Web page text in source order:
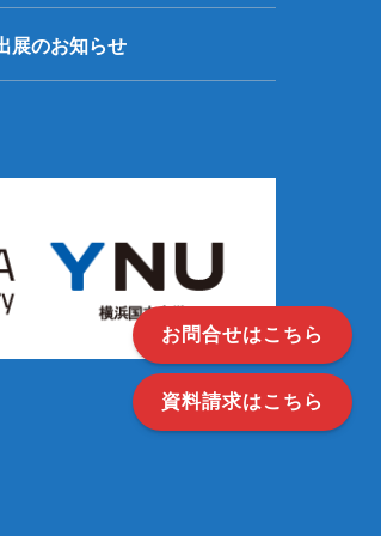
お問合せはこちら
資料請求はこちら
展のお知らせ